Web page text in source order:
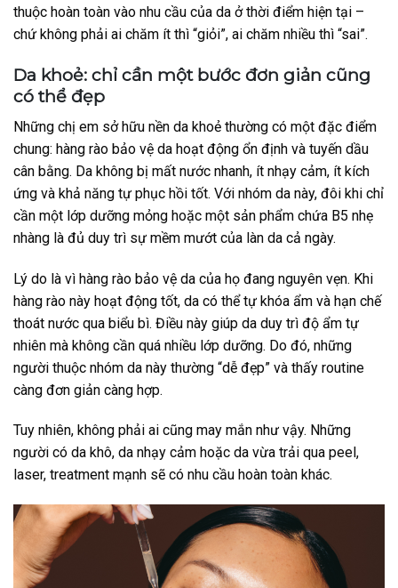
thuộc hoàn toàn vào nhu cầu của da ở thời điểm hiện tại –
chứ không phải ai chăm ít thì “giỏi”, ai chăm nhiều thì “sai”.
Da khoẻ: chỉ cần một bước đơn giản cũng
có thể đẹp
Những chị em sở hữu nền da khoẻ thường có một đặc điểm
chung: hàng rào bảo vệ da hoạt động ổn định và tuyến dầu
cân bằng. Da không bị mất nước nhanh, ít nhạy cảm, ít kích
ứng và khả năng tự phục hồi tốt. Với nhóm da này, đôi khi chỉ
cần một lớp dưỡng mỏng hoặc một sản phẩm chứa B5 nhẹ
nhàng là đủ duy trì sự mềm mướt của làn da cả ngày.
Lý do là vì hàng rào bảo vệ da của họ đang nguyên vẹn. Khi
hàng rào này hoạt động tốt, da có thể tự khóa ẩm và hạn chế
thoát nước qua biểu bì. Điều này giúp da duy trì độ ẩm tự
nhiên mà không cần quá nhiều lớp dưỡng. Do đó, những
người thuộc nhóm da này thường “dễ đẹp” và thấy routine
càng đơn giản càng hợp.
Tuy nhiên, không phải ai cũng may mắn như vậy. Những
người có da khô, da nhạy cảm hoặc da vừa trải qua peel,
laser, treatment mạnh sẽ có nhu cầu hoàn toàn khác.